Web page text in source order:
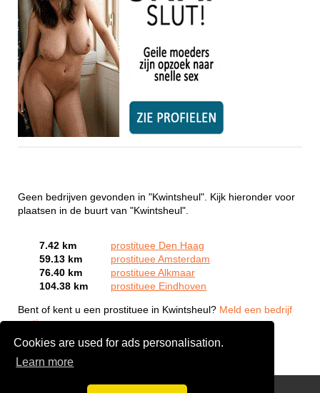
Cookies are used for ads personalisation.
Learn more
Geen bedrijven gevonden in "Kwintsheul". Kijk hieronder voor
plaatsen in de buurt van "Kwintsheul".
7.42 km
prostituee Den Haag
59.13 km
prostituee Amsterdam
76.40 km
prostituee Alkmaar
104.38 km
prostituee Eindhoven
Bent of kent u een prostituee in Kwintsheul? Meld een bedrijf
gratis aan